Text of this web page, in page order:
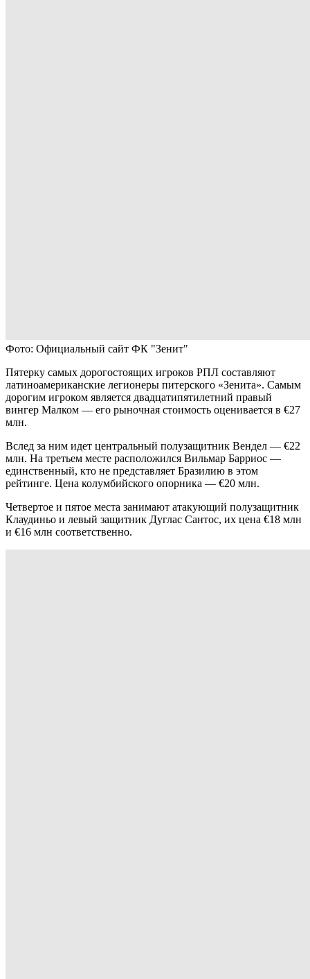
Фото: Официальный сайт ФК "Зенит"
Пятерку самых дорогостоящих игроков РПЛ составляют
латиноамериканские легионеры питерского «Зенита». Самым
дорогим игроком является двадцатипятилетний правый
вингер Малком — его рыночная стоимость оценивается в €27
млн.
Вслед за ним идет центральный полузащитник Вендел — €22
млн. На третьем месте расположился Вильмар Барриос —
единственный, кто не представляет Бразилию в этом
рейтинге. Цена колумбийского опорника — €20 млн.
Четвертое и пятое места занимают атакующий полузащитник
Клаудиньо и левый защитник Дуглас Сантос, их цена €18 млн
и €16 млн соответственно.